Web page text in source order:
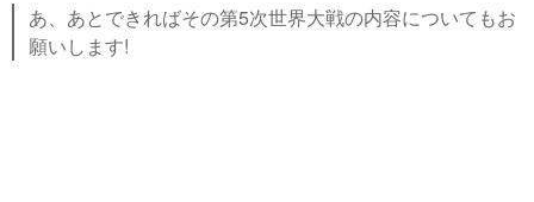
あ、あとできればその第5次世界大戦の内容についてもお
願いします!